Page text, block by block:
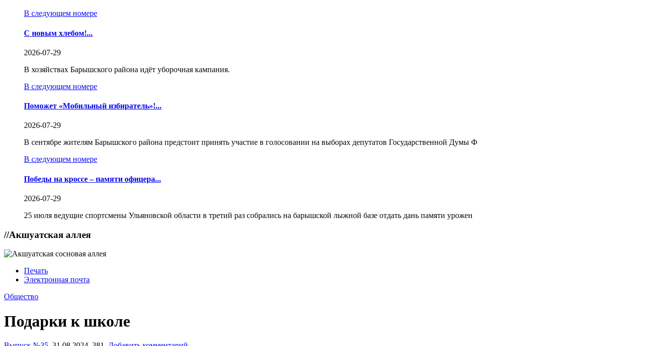
В следующем номере
С новым хлебом!...
2026-07-29
В хозяйствах Барышского района идёт уборочная кампания.
В следующем номере
Поможет «Мобильный избиратель»!...
2026-07-29
В сентябре жителям Барышского района предстоит принять участие в голосовании на выборах депутатов Государственной Думы Ф
В следующем номере
Победы на кроссе – памяти офицера...
2026-07-29
25 июля ведущие спортсмены Ульяновской области в третий раз собрались на барышской лыжной базе отдать дань памяти урожен
//Акшуатская аллея
Печать
Электронная почта
Общество
Подарки к школе